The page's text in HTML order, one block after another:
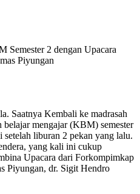
2 dengan Upacara
Piyungan
Saatnya Kembali ke madrasah
mengajar (KBM) semester
liburan 2 pekan yang lalu.
yang kali ini cukup
Upacara dari Forkompimkap
Piyungan, dr. Sigit Hendro